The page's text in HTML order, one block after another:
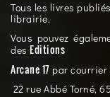
Tous les livres
librairie.
Vous pouvez
des Editions
Arcane 17 par courrier
22 rue Abbé Torné,